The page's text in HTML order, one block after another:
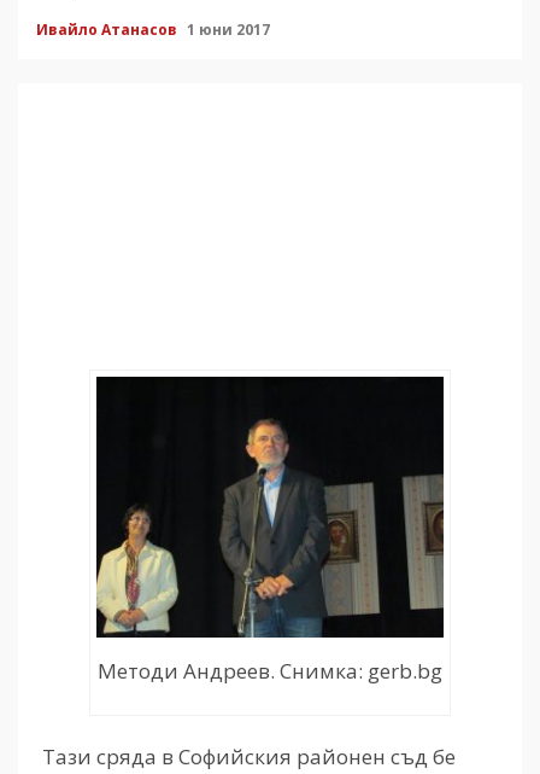
Ивайло Атанасов 1 юни 2017
Методи Андреев. Снимка: gerb.bg
Тази сряда в Софийския районен съд бе